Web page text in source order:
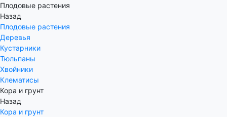
Плодовые растения
Назад
Плодовые растения
Деревья
Кустарники
Тюльпаны
Хвойники
Клематисы
Кора и грунт
Назад
Кора и грунт